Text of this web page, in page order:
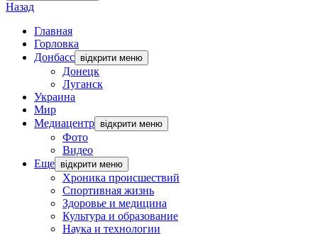
Назад
Главная
Горловка
Донбасс відкрити меню
Донецк
Луганск
Украина
Мир
Медиацентр відкрити меню
Фото
Видео
Еще відкрити меню
Хроника происшествий
Спортивная жизнь
Здоровье и медицина
Культура и образование
Наука и технологии